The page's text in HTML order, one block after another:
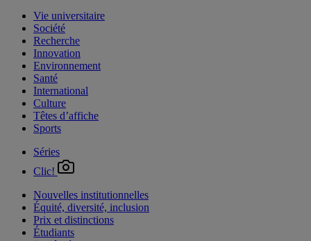
Vie universitaire
Société
Recherche
Innovation
Environnement
Santé
International
Culture
Têtes d’affiche
Sports
Séries
Clic!
Nouvelles institutionnelles
Équité, diversité, inclusion
Prix et distinctions
Étudiants